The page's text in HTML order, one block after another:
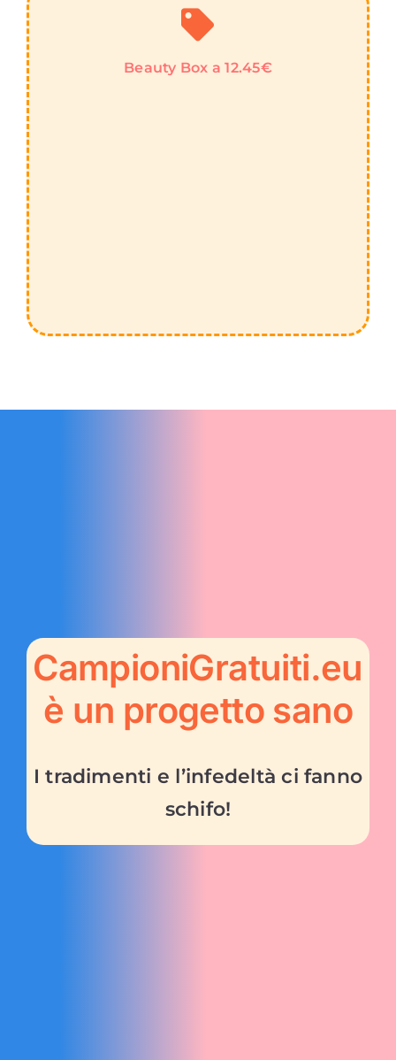
Beauty Box a 12.45€
CampioniGratuiti.eu
è un progetto sano
I tradimenti e l’infedeltà ci fanno
schifo!